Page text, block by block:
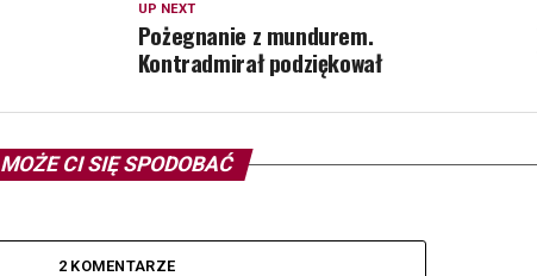
UP NEXT
Pożegnanie z mundurem.
Kontradmirał podziękował
MOŻE CI SIĘ SPODOBAĆ
2 KOMENTARZE